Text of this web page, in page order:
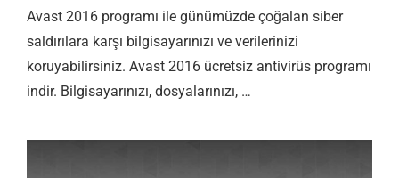
Avast 2016 programı ile günümüzde çoğalan siber
saldırılara karşı bilgisayarınızı ve verilerinizi
koruyabilirsiniz. Avast 2016 ücretsiz antivirüs programı
indir. Bilgisayarınızı, dosyalarınızı, …